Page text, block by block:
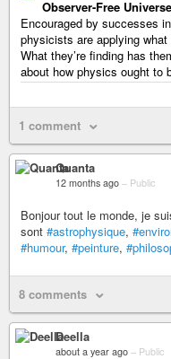
Observer-Free
Encouraged by successes
physicists are applying what
What they’re finding has
about how physics ought to
1 comment
Quanta
12 months ago – Public
Bonjour tout le monde, je
sont #astrophysique,
#humour, #peinture,
8 comments
Deella
about a year ago – Public